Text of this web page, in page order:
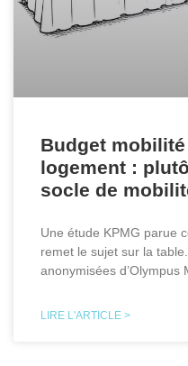
Budget
logement :
socle de
Une étude KPMG parue
remet le sujet sur la
anonymisées
LIRE L'ARTICLE >